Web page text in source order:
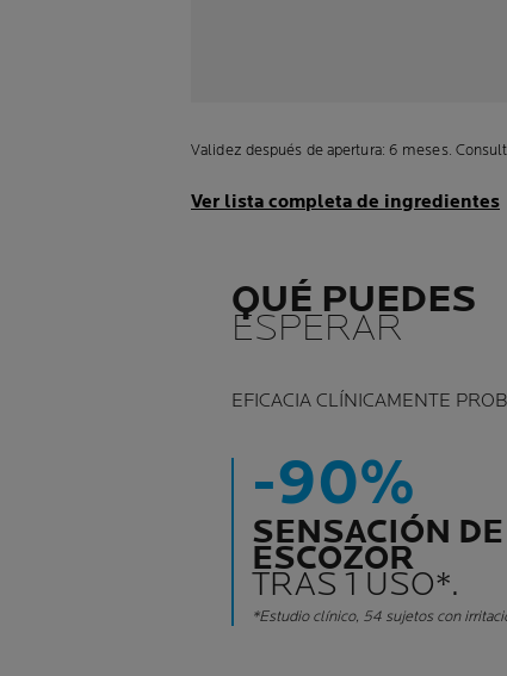
Validez después de apertura: 6 meses.
Ver lista completa de ingredientes
QUÉ PUEDES
ESPERAR
EFICACIA CLÍNICAMENTE
-90%
SENSACIÓN
ESCOZOR
TRAS 1 USO*.
*Estudio clínico, 54 sujetos con